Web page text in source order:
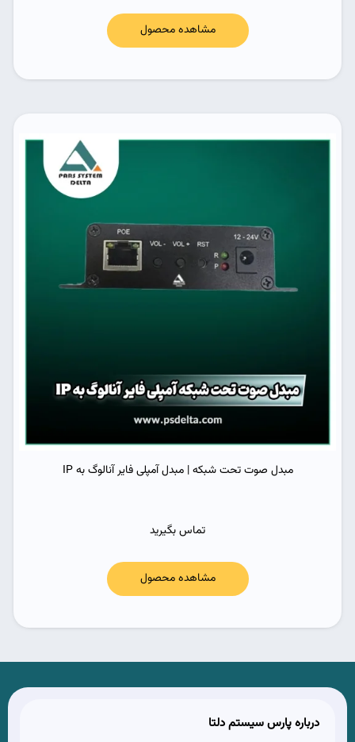
مشاهده محصول
مبدل صوت تحت شبکه | مبدل آمپلی فایر آنالوگ به IP
تماس بگیرید
مشاهده محصول
درباره پارس سیستم دلتا